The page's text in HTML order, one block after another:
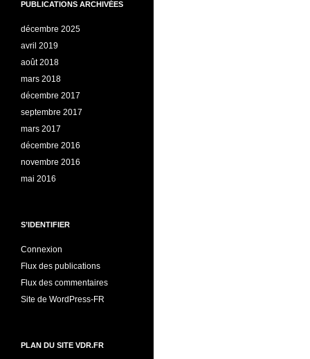
PUBLICATIONS ARCHIVÉES
décembre 2025
avril 2019
août 2018
mars 2018
décembre 2017
septembre 2017
mars 2017
décembre 2016
novembre 2016
mai 2016
S’IDENTIFIER
Connexion
Flux des publications
Flux des commentaires
Site de WordPress-FR
PLAN DU SITE VDR.FR